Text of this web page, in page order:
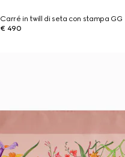
Carré in twill di seta con stampa GG
€ 490